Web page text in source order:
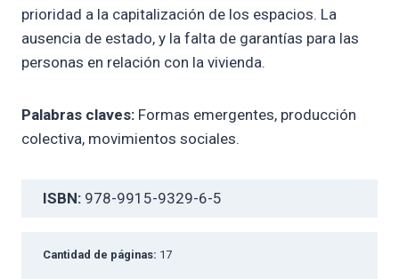
prioridad a la capitalización de los espacios. La
ausencia de estado, y la falta de garantías para las
personas en relación con la vivienda.
Palabras claves: Formas emergentes, producción
colectiva, movimientos sociales.
ISBN: 978-9915-9329-6-5
Cantidad de páginas: 17